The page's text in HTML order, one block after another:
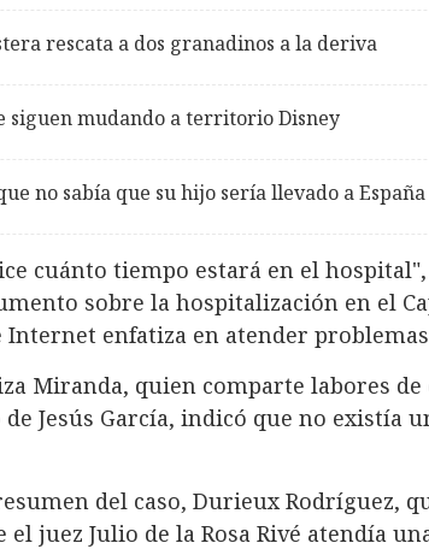
rescata a dos granadinos a la deriva
siguen mudando a territorio Disney
no sabía que su hijo sería llevado a
cuánto tiempo estará en el
sobre la hospitalización en el
Internet enfatiza en atender
Miranda, quien comparte labores de
Jesús García, indicó que no existía
del caso, Durieux Rodríguez,
juez Julio de la Rosa Rivé atendía